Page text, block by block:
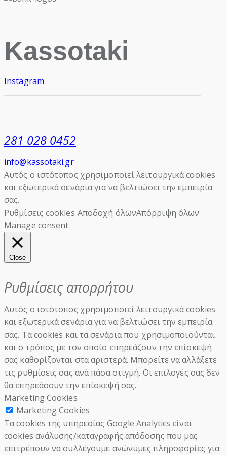
Kassotaki
Instagram
281 028 0452
info@kassotaki.gr
Αυτός ο ιστότοπος χρησιμοποιεί λειτουργικά cookies
και εξωτερικά σενάρια για να βελτιώσει την εμπειρία
σας.
Ρυθμίσεις cookies Αποδοχή όλωνΑπόρριψη όλων
Manage consent
Close
Ρυθμίσεις απορρήτου
Αυτός ο ιστότοπος χρησιμοποιεί λειτουργικά cookies
και εξωτερικά σενάρια για να βελτιώσει την εμπειρία
σας. Τα cookies και τα σενάρια που χρησιμοποιούνται
και ο τρόπος με τον οποίο επηρεάζουν την επίσκεψή
σας καθορίζονται στα αριστερά. Μπορείτε να αλλάξετε
τις ρυθμίσεις σας ανά πάσα στιγμή. Οι επιλογές σας δεν
θα επηρεάσουν την επίσκεψή σας.
Marketing Cookies
Marketing Cookies
Τα cookies της υπηρεσίας Google Analytics είναι
cookies ανάλυσης/καταγραφής απόδοσης που μας
επιτρέπουν να συλλέγουμε ανώνυμες πληροφορίες για